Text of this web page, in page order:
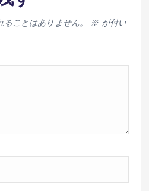
ことはありません。 ※が付い